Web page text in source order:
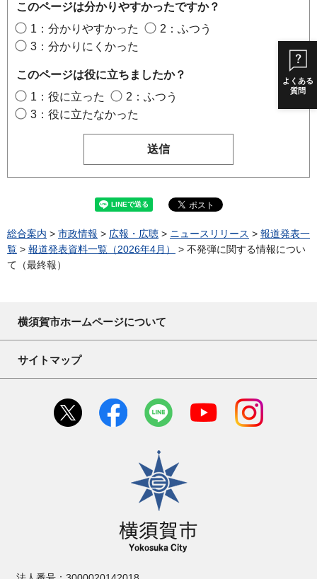
よくある
質問
このページは分かりやすかったですか？
1：分かりやすかった
2：ふつう
3：分かりにくかった
このページは役に立ちましたか？
1：役に立った
2：ふつう
3：役に立たなかった
総合案内 > 市政情報 > 広報・広聴 > ニュースリリース > 報道発表一
覧 > 報道発表資料一覧（2026年4月）
> 不発弾に関する情報につい
て（最終報）
横須賀市ホームページについて
サイトマップ
横須賀市